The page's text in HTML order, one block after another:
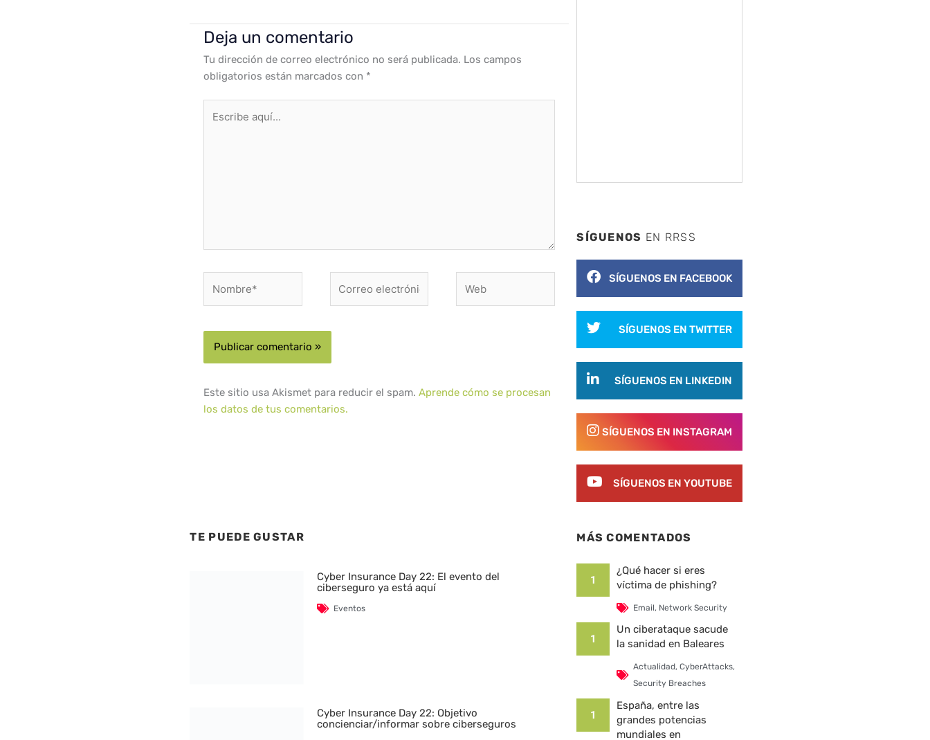
Deja un comentario
Tu dirección de correo electrónico no será publicada. Los campos
obligatorios están marcados con *
aquí...
electrónico*
Este sitio usa Akismet para reducir el spam.Aprende cómo se procesan
los datos de tus comentarios.
TE PUEDE GUSTAR
Cyber Insurance Day 22: El evento del
ciberseguro ya está aquí
Eventos
Cyber Insurance Day 22: Objetivo
concienciar/informar sobre ciberseguros
SÍGUENOS EN RRSS
SÍGUENOS EN FACEBOOK
SÍGUENOS EN TWITTER
SÍGUENOS EN LINKEDIN
SÍGUENOS EN INSTAGRAM
SÍGUENOS EN YOUTUBE
MÁS COMENTADOS
1
¿Qué hacer si eres
víctima de phishing?
Email, Network Security
1
Un ciberataque sacude
la sanidad en Baleares
Actualidad, CyberAttacks,
Security Breaches
1
España, entre las
grandes potencias
mundiales en